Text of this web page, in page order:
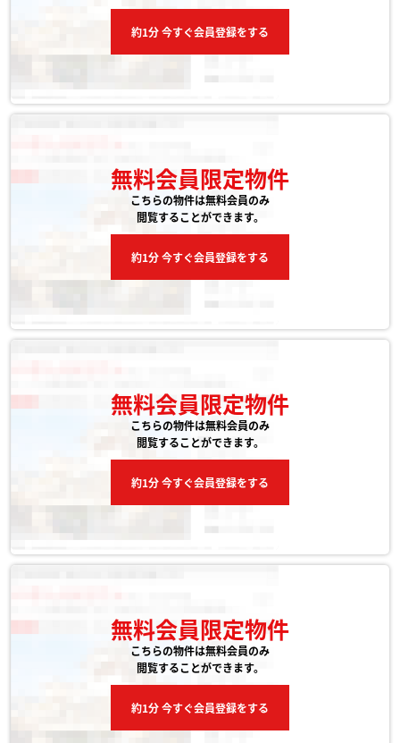
約1分 今すぐ会員登録をする
無料会員限定物件
こちらの物件は無料会員のみ
閲覧することができます。
約1分 今すぐ会員登録をする
無料会員限定物件
こちらの物件は無料会員のみ
閲覧することができます。
約1分 今すぐ会員登録をする
無料会員限定物件
こちらの物件は無料会員のみ
閲覧することができます。
約1分 今すぐ会員登録をする